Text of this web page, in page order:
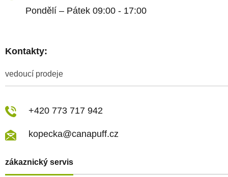
Pondělí – Pátek 09:00 - 17:00
Kontakty:
zákaznický servis
vedoucí prodeje
+420 773 717 942
kopecka@canapuff.cz